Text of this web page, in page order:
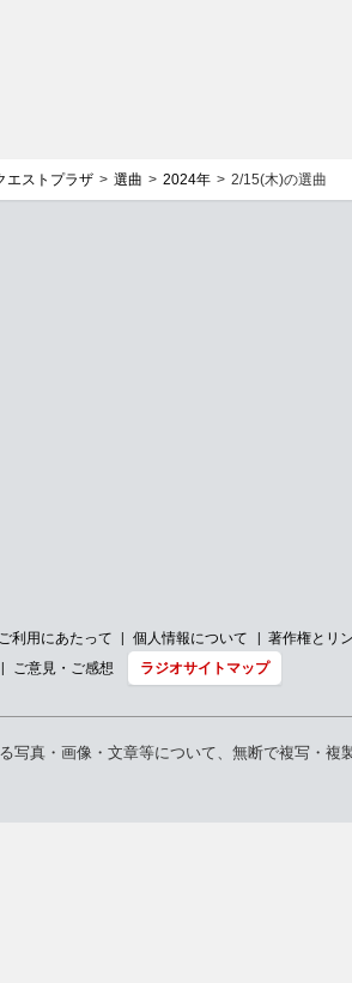
エストプラザ 選曲 2024年 2/15(木)の選曲
ご利用にあたって 個人情報について
著作権とリ
ご意見・ご感想
ラジオサイトマップ
写真・画像・文章等について、無断で複写・